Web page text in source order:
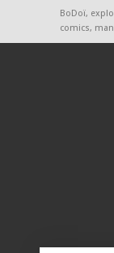
BoDoï,
comics,